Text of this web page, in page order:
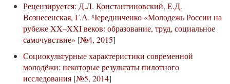
Рецензируется: Д.Л. Константиновский, Е.Д.
Вознесенская, Г.А. Чередниченко «Молодежь России на
рубеже XX–XXI веков: образование, труд, социальное
самочувствие» [№4, 2015]
Социокультурные характеристики современной
молодёжи: некоторые результаты пилотного
исследования [№5, 2014]